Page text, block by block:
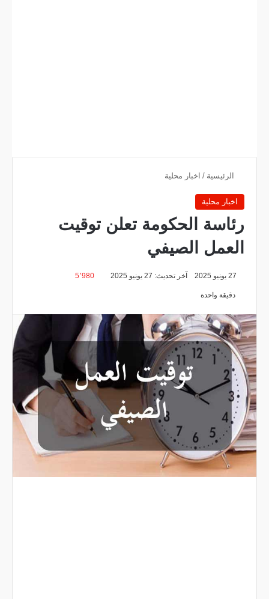
الرئيسية / اخبار محلية
اخبار محلية
رئاسة الحكومة تعلن توقيت
العمل الصيفي
27 يونيو 2025 آخر تحديث: 27 يونيو 2025 5٬980
دقيقة واحدة